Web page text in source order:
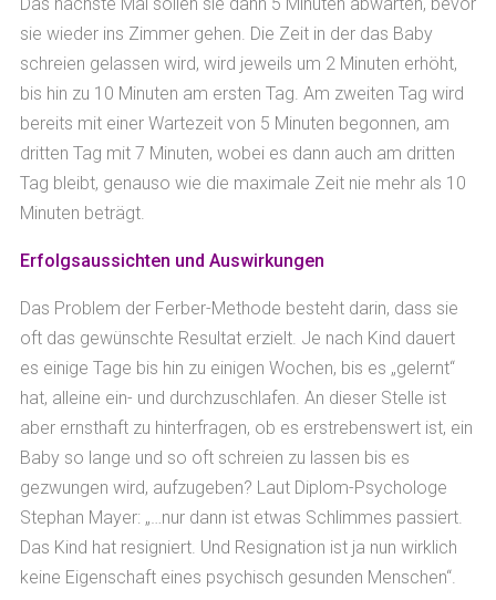
sie wieder ins Zimmer gehen. Die Zeit in der das Baby
schreien gelassen wird, wird jeweils um 2 Minuten erhöht,
bis hin zu 10 Minuten am ersten Tag. Am zweiten Tag wird
bereits mit einer Wartezeit von 5 Minuten begonnen, am
dritten Tag mit 7 Minuten, wobei es dann auch am dritten
Tag bleibt, genauso wie die maximale Zeit nie mehr als 10
Minuten beträgt.
Erfolgsaussichten und Auswirkungen
Das Problem der Ferber-Methode besteht darin, dass sie
oft das gewünschte Resultat erzielt. Je nach Kind dauert
es einige Tage bis hin zu einigen Wochen, bis es „gelernt“
hat, alleine ein- und durchzuschlafen. An dieser Stelle ist
aber ernsthaft zu hinterfragen, ob es erstrebenswert ist, ein
Baby so lange und so oft schreien zu lassen bis es
gezwungen wird, aufzugeben? Laut Diplom-Psychologe
Stephan Mayer: „…nur dann ist etwas Schlimmes passiert.
Das Kind hat resigniert. Und Resignation ist ja nun wirklich
keine Eigenschaft eines psychisch gesunden Menschen“.